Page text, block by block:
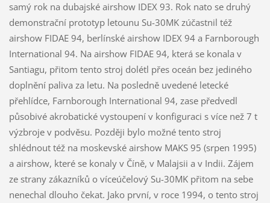
samý rok na dubajské airshow IDEX 93. Rok nato se druhý
demonstrační prototyp letounu Su-30MK zúčastnil též
airshow FIDAE 94, berlínské airshow IDEX 94 a Farnborough
International 94. Na airshow FIDAE 94, která se konala v
Santiagu, přitom tento stroj dolétl přes oceán bez jediného
doplnění paliva za letu. Na posledně uvedené letecké
přehlídce, Farnborough International 94, zase předvedl
působivé akrobatické vystoupení v konfiguraci s více než 7 t
výzbroje v podvěsu. Později bylo možné tento stroj
shlédnout též na moskevské airshow MAKS 95 (srpen 1995)
a airshow, které se konaly v Číně, v Malajsii a v Indii. Zájem
ze strany zákazníků o víceúčelový Su-30MK přitom na sebe
nenechal dlouho čekat. Jako první, v roce 1994, o tento stroj